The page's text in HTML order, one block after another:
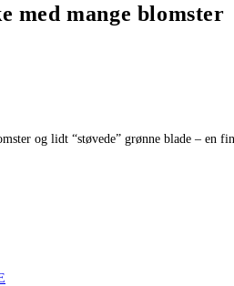
med mange blomster
og lidt “støvede” grønne blade – en